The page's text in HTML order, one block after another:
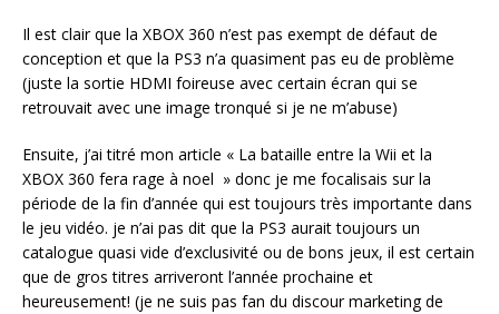
Il est clair que la XBOX 360 n’est pas exempt de défaut de
conception et que la PS3 n’a quasiment pas eu de problème
(juste la sortie HDMI foireuse avec certain écran qui se
retrouvait avec une image tronqué si je ne m’abuse)
Ensuite, j’ai titré mon article « La bataille entre la Wii et la
XBOX 360 fera rage à noel » donc je me focalisais sur la
période de la fin d’année qui est toujours très importante dans
le jeu vidéo. je n’ai pas dit que la PS3 aurait toujours un
catalogue quasi vide d’exclusivité ou de bons jeux, il est certain
que de gros titres arriveront l’année prochaine et
heureusement! (je ne suis pas fan du discour marketing de